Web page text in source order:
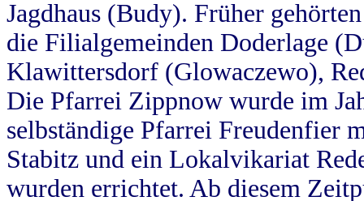
Jagdhaus (Budy). Früher
die Filialgemeinden Doderlage
Klawittersdorf (Glowaczewo),
Die Pfarrei Zippnow wurde im
selbständige Pfarrei Freudenfier
Stabitz und ein Lokalvikariat
wurden errichtet. Ab diesem